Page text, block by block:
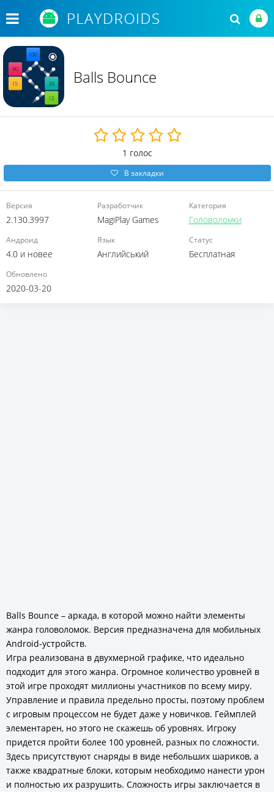
Balls Bounce
1 голос
В закладки
Версия
2.130.3997
Разработчик
MagiPlay Games
Категория
Головоломки
Андроид
4.0 и новее
Язык
Английський
Статус
Бесплатная
Обновлено
2020-03-20
Balls Bounce – аркада, в которой можно найти элементы
жанра головоломок. Версия предназначена для мобильных
Android-устройств.
Игра реализована в двухмерной графике, что идеально
подходит для этого жанра. Огромное количество уровней в
этой игре проходят миллионы участников по всему миру.
Управление и правила предельно просты, поэтому проблем
с игровым процессом не будет даже у новичков. Геймплей
элементарен, но этого не скажешь об уровнях. Игроку
придется пройти более 100 уровней, разных по сложности.
Здесь присутствуют снаряды в виде небольших шариков, а
также квадратные блоки, которым необходимо нанести урон
и полностью их разрушить. Сложность игры заключается в